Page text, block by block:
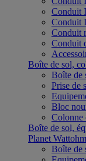
Conduit
Conduit
Conduit
Conduit
Boîte de sol,
Boîte de
Prise de
Bloc
Colonne
Boîte de sol,
Planet Wattohm
Boîte de